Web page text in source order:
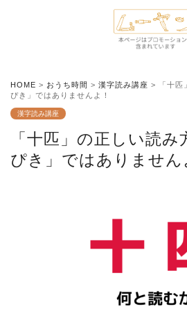
HOME > おうち時間 > 漢字読み講座 >
「十
ぴき」ではありませんよ！
漢字読み講座
「十匹」の正しい読
ぴき」ではありません